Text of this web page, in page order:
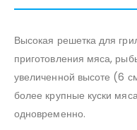
Высокая решетка для
приготовления мяса,
увеличенной высоте (6
более крупные куски
одновременно.